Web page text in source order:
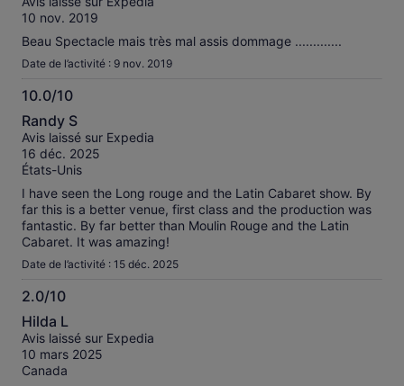
10
10 nov. 2019
Beau Spectacle mais très mal assis dommage .............
Date de l’activité : 9 nov. 2019
10.0/10
10.0
sur
10
Randy S
Avis laissé sur Expedia
16 déc. 2025
États-Unis
I have seen the Long rouge and the Latin Cabaret show. By
far this is a better venue, first class and the production was
fantastic. By far better than Moulin Rouge and the Latin
Cabaret. It was amazing!
Date de l’activité : 15 déc. 2025
2.0/10
2.0
sur
10
Hilda L
Avis laissé sur Expedia
10 mars 2025
Canada